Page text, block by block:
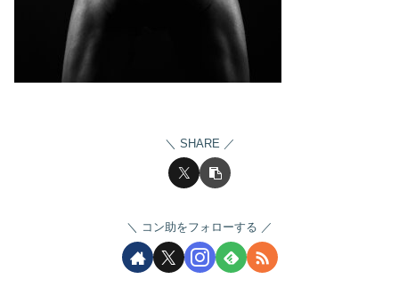
SHARE
コン助をフォローする